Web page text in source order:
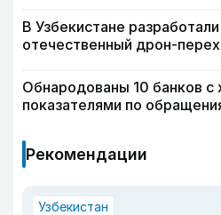
В Узбекистане
отечественный дрон-
Обнародованы 10 банков с
показателями по
Рекомендации
Узбекистан